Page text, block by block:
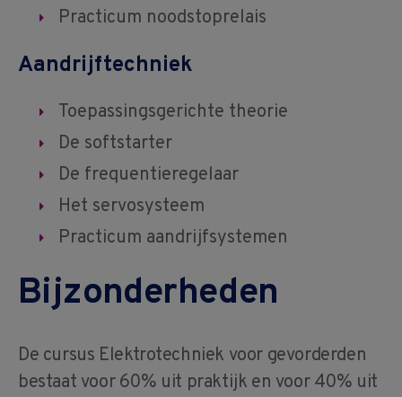
Practicum noodstoprelais
Aandrijftechniek
Toepassingsgerichte theorie
De softstarter
De frequentieregelaar
Het servosysteem
Practicum aandrijfsystemen
Bijzonderheden
De cursus Elektrotechniek voor gevorderden
bestaat voor 60% uit praktijk en voor 40% uit